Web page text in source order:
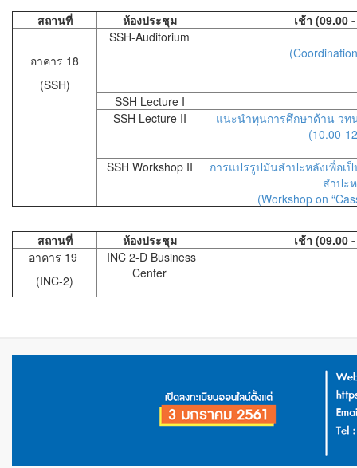
สถานที่ ห้องประชุม เช้า (09.00
อาคาร 18
(SSH)
SSH-Auditorium
SSH Lecture I
SSH Lecture II
แนะนำทุนการศึกษาด้าน วท
(10.00-
SSH Workshop II
การแปรรูปมันสำปะหลังเพื่อ
สำปะ
(Workshop on
สถานที่ ห้องประชุม
เช้า (09.00
อาคาร 19
(INC-2)
INC 2-D Business
Center